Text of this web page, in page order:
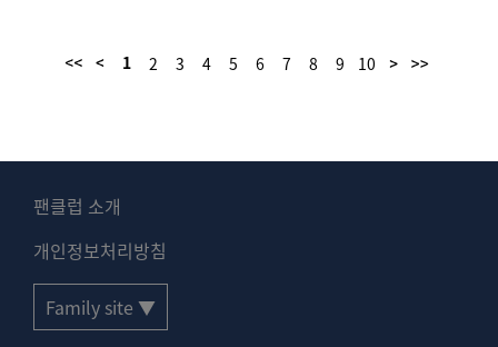
1 2 3 4 5 6 7 8 9 10
팬클럽 소개
개인정보처리방침
Family site ▼